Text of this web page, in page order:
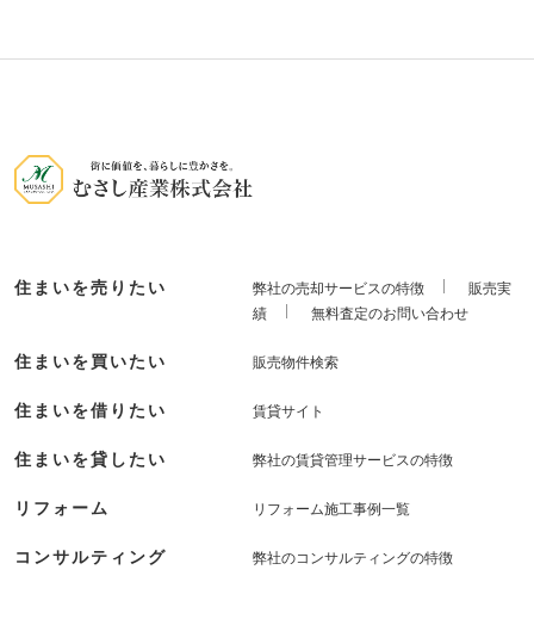
住まいを売りたい 弊社の売却サービスの特徴
販売実
績
無料査定のお問い合わせ
住まいを買いたい 販売物件検索
住まいを借りたい 賃貸サイト
住まいを貸したい 弊社の賃貸管理サービスの特徴
リフォーム リフォーム施工事例一覧
コンサルティング 弊社のコンサルティングの特徴